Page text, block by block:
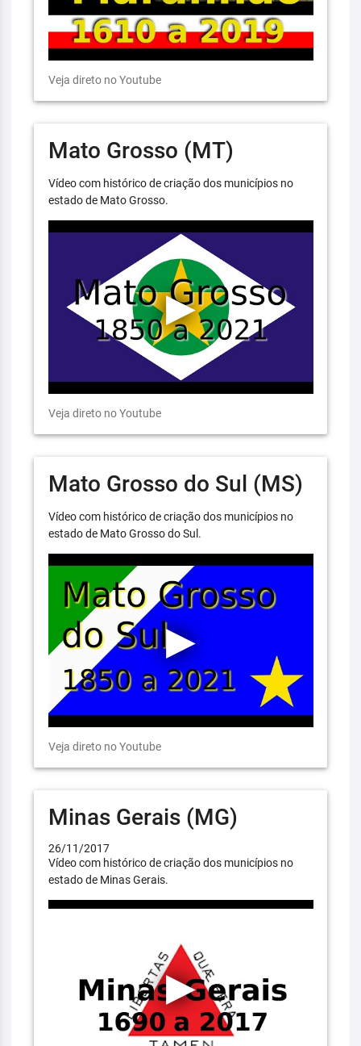
Veja direto no Youtube
Mato Grosso (MT)
Vídeo com histórico de criação dos municípios no
estado de Mato Grosso.
Veja direto no Youtube
Mato Grosso do Sul (MS)
Vídeo com histórico de criação dos municípios no
estado de Mato Grosso do Sul.
Veja direto no Youtube
Minas Gerais (MG)
26/11/2017
Vídeo com histórico de criação dos municípios no
estado de Minas Gerais.